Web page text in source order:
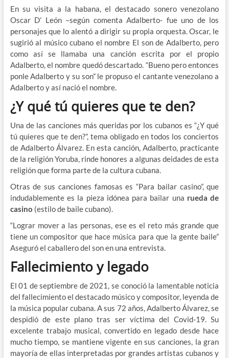
En su visita a la habana, el destacado sonero venezolano
Oscar D’ León –según comenta Adalberto- fue uno de los
personajes que lo alentó a dirigir su propia orquesta. Oscar, le
sugirió al músico cubano el nombre El son de Adalberto, pero
como así se llamaba una canción escrita por el propio
Adalberto, el nombre quedó descartado. “Bueno pero entonces
ponle Adalberto y su son” le propuso el cantante venezolano a
Adalberto y así nació el nombre.
¿Y qué tú quieres que te den?
Una de las canciones más queridas por los cubanos es “¿Y qué
tú quieres que te den?”, tema obligado en todos los conciertos
de Adalberto Álvarez. En esta canción, Adalberto, practicante
de la religión Yoruba, rinde honores a algunas deidades de esta
religión que forma parte de la cultura cubana.
Otras de sus canciones famosas es “Para bailar casino”, que
indudablemente es la pieza idónea para bailar una rueda de
casino (estilo de baile cubano).
“Lograr mover a las personas, ese es el reto más grande que
tiene un compositor que hace música para que la gente baile”
Aseguró el caballero del son en una entrevista.
Fallecimiento y legado
El 01 de septiembre de 2021, se conoció la lamentable noticia
del fallecimiento el destacado músico y compositor, leyenda de
la música popular cubana. A sus 72 años, Adalberto Álvarez, se
despidió de este plano tras ser víctima del Covid-19. Su
excelente trabajo musical, convertido en legado desde hace
mucho tiempo, se mantiene vigente en sus canciones, la gran
mayoría de ellas interpretadas por grandes artistas cubanos y